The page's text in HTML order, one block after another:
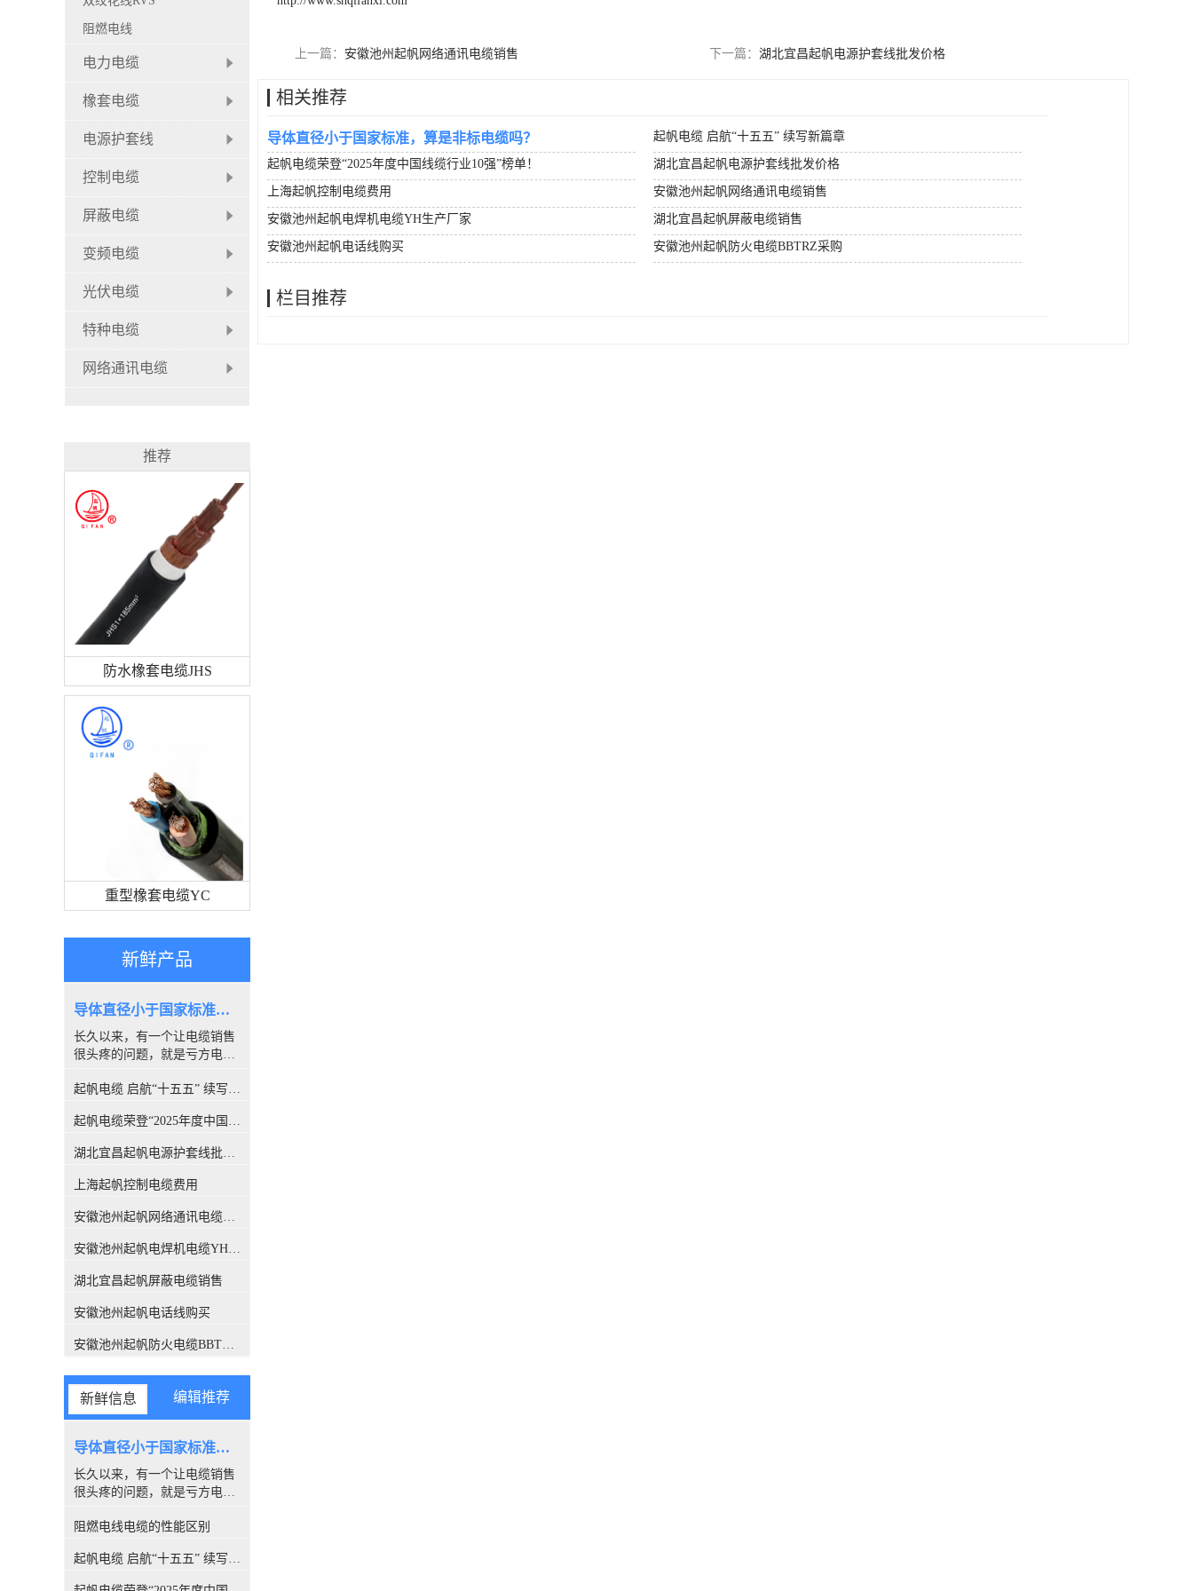
上一篇： 安徽池州起帆网络通讯电缆销售 下一篇： 湖北宜昌起帆电源护套线批发价格
相关推荐
导体直径小于国家标准，算是非标电缆吗？ 起帆电缆 启航“十五五” 续写新篇章
起帆电缆荣登“2025年度中国线缆行业10强”榜单！ 湖北宜昌起帆电源护套线批发价格
上海起帆控制电缆费用 安徽池州起帆网络通讯电缆销售
安徽池州起帆电焊机电缆YH生产厂家 湖北宜昌起帆屏蔽电缆销售
安徽池州起帆电话线购买 安徽池州起帆防火电缆BBTRZ采购
栏目推荐
阻燃电线
电力电缆
橡套电缆
电源护套线
控制电缆
屏蔽电缆
变频电缆
光伏电缆
特种电缆
网络通讯电缆
推荐
防水橡套电缆JHS
重型橡套电缆YC
新鲜产品
导体直径小于国家标准，算是非标电缆吗？
长久以来，有一个让电缆销售
很头疼的问题，就是亏方电
为很多客户都喜欢量电缆导体
合格。所以很多人讨论，铜丝
直径小于国家标准的算非标
吗？前不久，权威机构CQC出
具的一份报告，引发了行业的
扰很多人的问题，有了这份报
这个给客户解释了。CQC是什
（CQC）是经*机构编制批
准，由国家质量监督检验检疫
总局设立，委托国家认监委管
理的**认证机构。CQC是中国
权威的认证机构，几十年来积
累了丰富的国际质量认证工作
经验，各项业务均成果卓著，
的位、全球认证机构的**。经
所撰写的报告，是具有权威性
的。下面进入主题，看看这份
导体的【标称】截面积标称截
面积：是指产品标准中*的量
值并经常用于表格之中，标称
值引申出的量值通常须在规定
起帆电缆 启航“十五五” 续写新篇章
起帆电缆荣登“2025年度中国线缆行业10强”榜单！
湖北宜昌起帆电源护套线批发价格
上海起帆控制电缆费用
安徽池州起帆网络通讯电缆销售
安徽池州起帆电焊机电缆YH生产厂家
湖北宜昌起帆屏蔽电缆销售
安徽池州起帆电话线购买
安徽池州起帆防火电缆BBTRZ采购
新鲜信息 编辑推荐
导体直径小于国家标准，算是非标电缆吗？
长久以来，有一个让电缆销售
很头疼的问题，就是亏方电
为很多客户都喜欢量电缆导体
合格。所以很多人讨论，铜丝
直径小于国家标准的算非标
阻燃电线电缆的性能区别
起帆电缆 启航“十五五” 续写新篇章